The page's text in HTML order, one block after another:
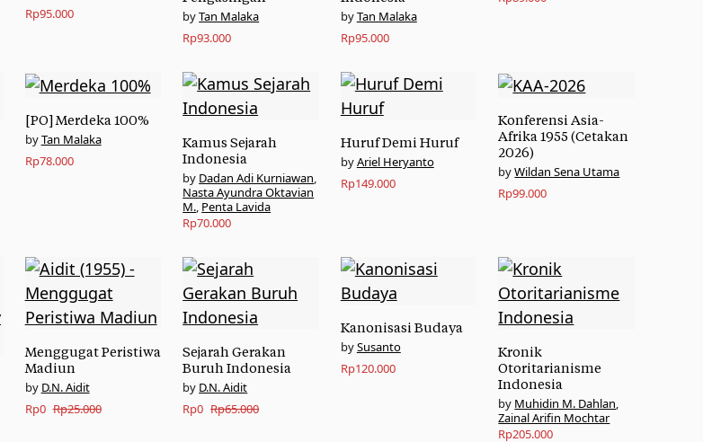
Rp95.000
Tan Malaka
Rp93.000
Tan Malaka
Rp95.000
[PO] Merdeka 100%
Tan Malaka
Rp78.000
Kamus Sejarah
Indonesia
Dadan Adi Kurniawan,
Nasta Ayundra Oktavian
M., Penta Lavida
Rp70.000
Huruf Demi Huruf
Ariel Heryanto
Rp149.000
Konferensi Asia-
Afrika 1955 (Cetakan
2026)
Wildan Sena Utama
Rp99.000
Menggugat Peristiwa
Madiun
D.N. Aidit
Rp25.000
Original
Rp0
Current
Sejarah Gerakan
Buruh Indonesia
D.N. Aidit
Rp65.000
Original
Rp0
Current
Kanonisasi Budaya
Susanto
Rp120.000
Kronik
Otoritarianisme
Indonesia
Muhidin M. Dahlan,
Zainal Arifin Mochtar
Rp205.000